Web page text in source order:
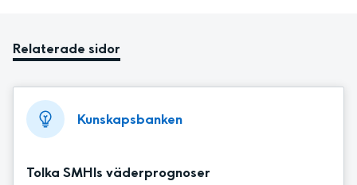
Relaterade sidor
Kunskapsbanken
Tolka SMHIs väderprognoser